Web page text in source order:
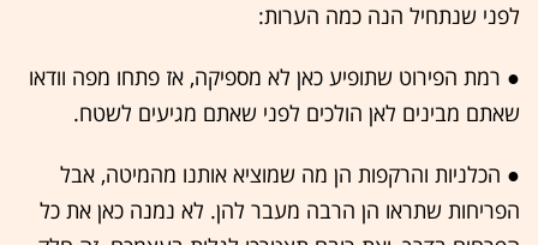
לפני שנתחיל הנה כמה הערות:
● רמת הפירוט שתופיע כאן לא מספיקה, אז פתחו מפה וודאו
שאתם מבינים לאן הולכים לפני שאתם מגיעים לשטח.
● הכלניות והרקפות הן מה שמוציא אותנו מהמיטה, אבל
הפריחות שתראו הן הרבה מעבר להן. לא נמנה כאן את כל